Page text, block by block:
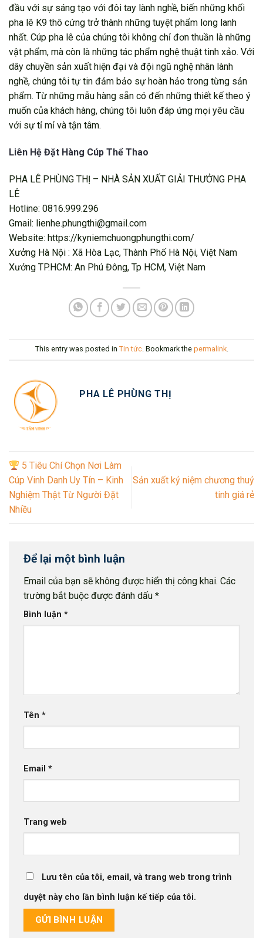
đầu với sự sáng tạo với đôi tay lành nghề, biến những khối
pha lê K9 thô cứng trở thành những tuyệt phẩm long lanh
nhất. Cúp pha lê của chúng tôi không chỉ đơn thuần là những
vật phẩm, mà còn là những tác phẩm nghệ thuật tinh xảo. Với
dây chuyền sản xuất hiện đại và đội ngũ nghệ nhân lành
nghề, chúng tôi tự tin đảm bảo sự hoàn hảo trong từng sản
phẩm. Từ những mẫu hàng sẵn có đến những thiết kế theo ý
muốn của khách hàng, chúng tôi luôn đáp ứng mọi yêu cầu
với sự tỉ mỉ và tận tâm.
Liên Hệ Đặt Hàng Cúp Thể Thao
PHA LÊ PHÙNG THỊ – NHÀ SẢN XUẤT GIẢI THƯỞNG PHA
LÊ
Hotline: 0816.999.296
Gmail: lienhe.phungthi@gmail.com
Website: https://kyniemchuongphungthi.com/
Xưởng Hà Nội : Xã Hòa Lạc, Thành Phố Hà Nội, Việt Nam
Xưởng TP.HCM: An Phú Đông, Tp HCM, Việt Nam
This entry was posted in Tin tức. Bookmark the permalink.
PHA LÊ PHÙNG THỊ
5 Tiêu Chí Chọn Nơi Làm
Cúp Vinh Danh Uy Tín – Kinh
Nghiệm Thật Từ Người Đặt
Nhiều
Sản xuất kỷ niệm chương thuỷ
tinh giá rẻ
Để lại một bình luận
Email của bạn sẽ không được hiển thị công khai. Các
trường bắt buộc được đánh dấu *
Bình luận *
Tên *
Email *
Trang web
Lưu tên của tôi, email, và trang web trong trình
duyệt này cho lần bình luận kế tiếp của tôi.